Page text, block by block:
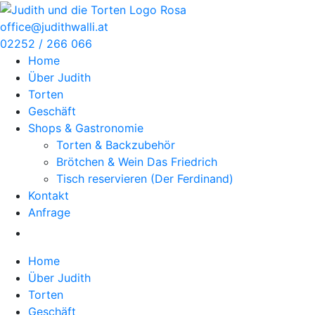
Zum
Inhalt
springen
office@judithwalli.at
02252 / 266 066
Home
Über Judith
Torten
Geschäft
Shops & Gastronomie
Torten & Backzubehör
Brötchen & Wein Das Friedrich
Tisch reservieren (Der Ferdinand)
Kontakt
Anfrage
Home
Über Judith
Torten
Geschäft